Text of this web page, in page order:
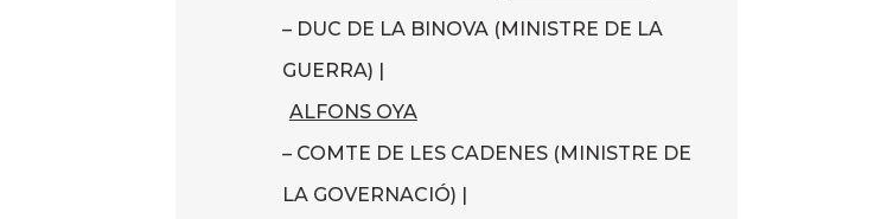
– DUC DE LA BINOVA (MINISTRE DE LA
GUERRA) |
ALFONS OYA
– COMTE DE LES CADENES (MINISTRE DE
LA GOVERNACIÓ) |